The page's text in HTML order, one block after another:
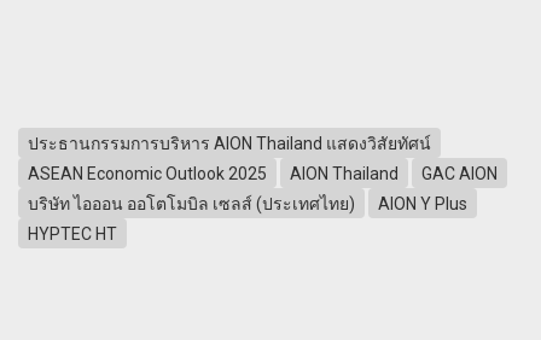
ประธานกรรมการบริหาร AION Thailand แสดงวิสัยทัศน์
ASEAN Economic Outlook 2025
AION Thailand
GAC AION
บริษัท ไอออน ออโตโมบิล เซลส์ (ประเทศไทย)
AION Y Plus
HYPTEC HT